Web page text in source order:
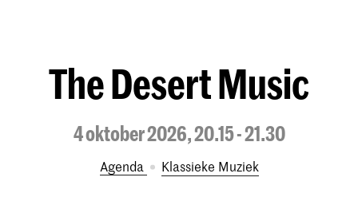
The Desert Music
4 oktober 2026, 20.15 - 21.30
Agenda Klassieke Muziek